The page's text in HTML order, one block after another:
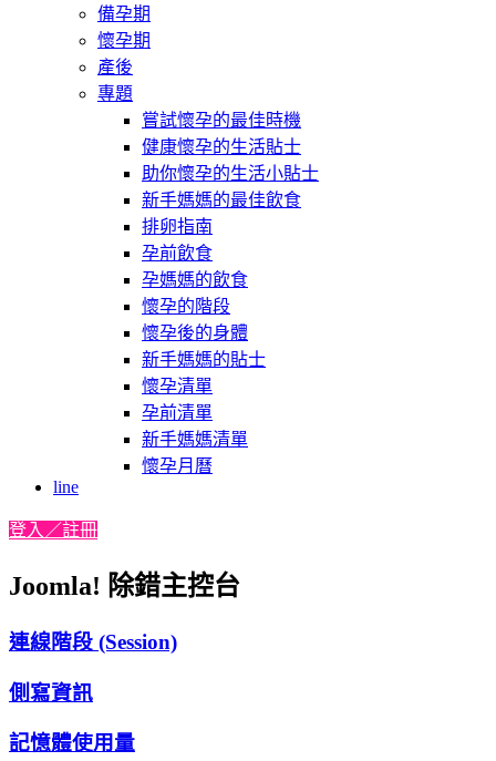
備孕期
懷孕期
產後
專題
嘗試懷孕的最佳時機
健康懷孕的生活貼士
助你懷孕的生活小貼士
新手媽媽的最佳飲食
排卵指南
孕前飲食
孕媽媽的飲食
懷孕的階段
懷孕後的身體
新手媽媽的貼士
懷孕清單
孕前清單
新手媽媽清單
懷孕月曆
line
登入／註冊
Joomla! 除錯主控台
連線階段 (Session)
側寫資訊
記憶體使用量